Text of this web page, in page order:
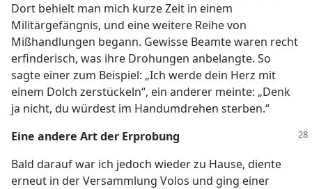
Dort behielt man mich kurze Zeit in einem
Militärgefängnis, und eine weitere Reihe von
Mißhandlungen begann. Gewisse Beamte waren recht
erfinderisch, was ihre Drohungen anbelangte. So
sagte einer zum Beispiel: „Ich werde dein Herz mit
einem Dolch zerstückeln“, ein anderer meinte: „Denk
ja nicht, du würdest im Handumdrehen sterben.“
Eine andere Art der Erprobung
Bald darauf war ich jedoch wieder zu Hause, diente
erneut in der Versammlung Volos und ging einer